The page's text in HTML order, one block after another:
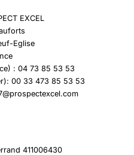
EXCEL
Eglise
: 04 73 85 53 53
00 33 473 85 53 53
411006430